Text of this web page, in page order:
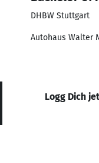
DHBW Stuttgart
Autohaus Walter
Logg Dich